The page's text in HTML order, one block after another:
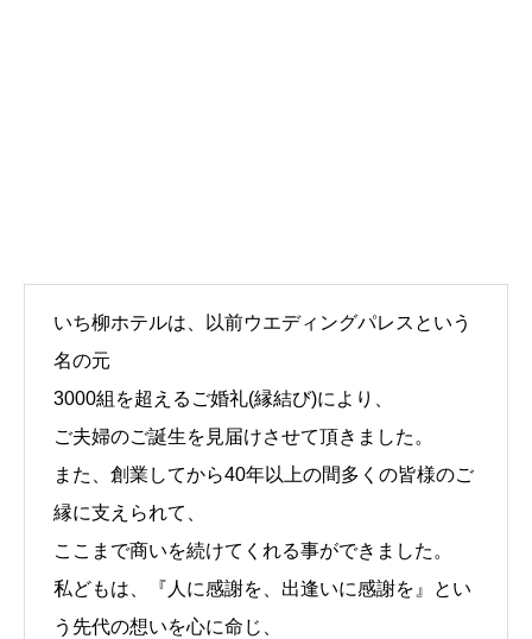
いち柳ホテルは、以前ウエディングパレスという
名の元
3000組を超えるご婚礼(縁結び)により、
ご夫婦のご誕生を見届けさせて頂きました。
また、創業してから40年以上の間多くの皆様のご
縁に支えられて、
ここまで商いを続けてくれる事ができました。
私どもは、『人に感謝を、出逢いに感謝を』とい
う先代の想いを心に命じ、